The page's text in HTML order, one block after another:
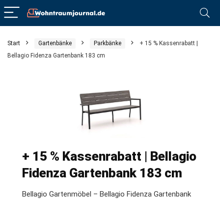
Start Gartenbänke Parkbänke
+ 15 % Kassenrabatt |
Bellagio Fidenza Gartenbank 183 cm
+ 15 % Kassenrabatt | Bellagio
Fidenza Gartenbank 183 cm
Bellagio Gartenmöbel – Bellagio Fidenza Gartenbank